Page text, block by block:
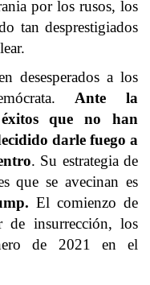
por los rusos, los
tan desprestigiados
desesperados a los
Ante la
que no han
darle fuego a
. Su estrategia de
que se avecinan es
El comienzo de
de insurrección, los
de 2021 en el